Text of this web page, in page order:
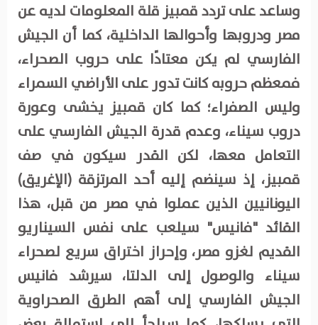
وساعد على تردد قمبيز قلة المعلومات لديه عن
مصر ودروبها وأحوالها الداخلية، كما أن الجيش
الفارسي لم يكن معتادًا على حروب الصحراء،
فمعظم حروبه كانت تدور على الأراضي السمراء
وليس الصفراء؛ كما كان قمبيز يخشى وعورة
دروب سيناء، وعدم قدرة الجيش الفارسي على
التعامل معها، لكن القدر سيكون في صف
قمبيز، إذ سينضم إليه أحد المرتزقة (الإغريق)
اليونانيين الذين عملوا في مصر من قبل، هذا
القائد "فانيس" سيلعب على نفس السيناريو
القديم لغزو مصر، وإحراز اختراق سريع لصحراء
سيناء والوصول إلى الدلتا، سيرشد فانيس
الجيش الفارسي إلى أهم الطرق الصحراوية